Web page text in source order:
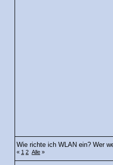
Wie richte ich WLAN ein? Wer
« 1 2 Alle »